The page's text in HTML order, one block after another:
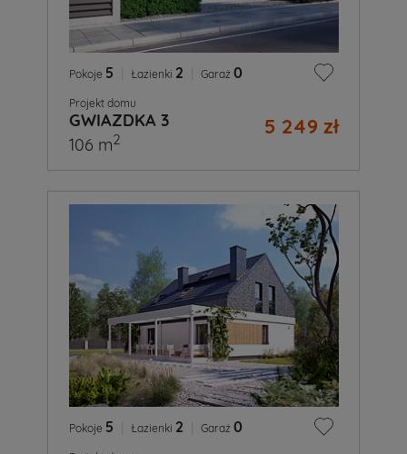
Pokoje 5 Łazienki 2 Garaż 0
Projekt domu
GWIAZDKA 3 5 249 zł
106 m2
Pokoje 5 Łazienki 2 Garaż 0